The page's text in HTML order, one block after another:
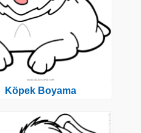
Köpek Boyama